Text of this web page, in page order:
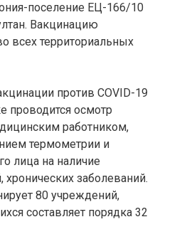
поселение ЕЦ-166/10
Вакцинацию
всех территориальных
против COVID-19
проводится осмотр
работником,
термометрии и
лица на наличие
хронических заболеваний.
80 учреждений,
составляет порядка 32